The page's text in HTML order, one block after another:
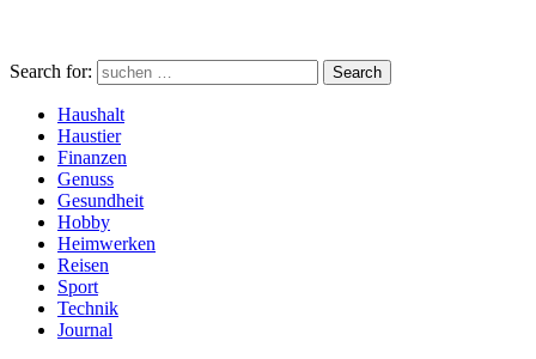
Search for: Search
Haushalt
Haustier
Finanzen
Genuss
Gesundheit
Hobby
Heimwerken
Reisen
Sport
Technik
Journal